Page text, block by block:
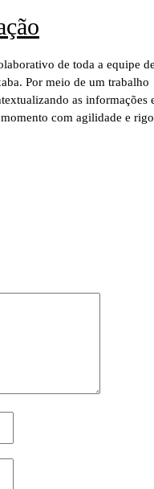
de toda a equipe
Por meio de um trabalho
as informações
com agilidade e